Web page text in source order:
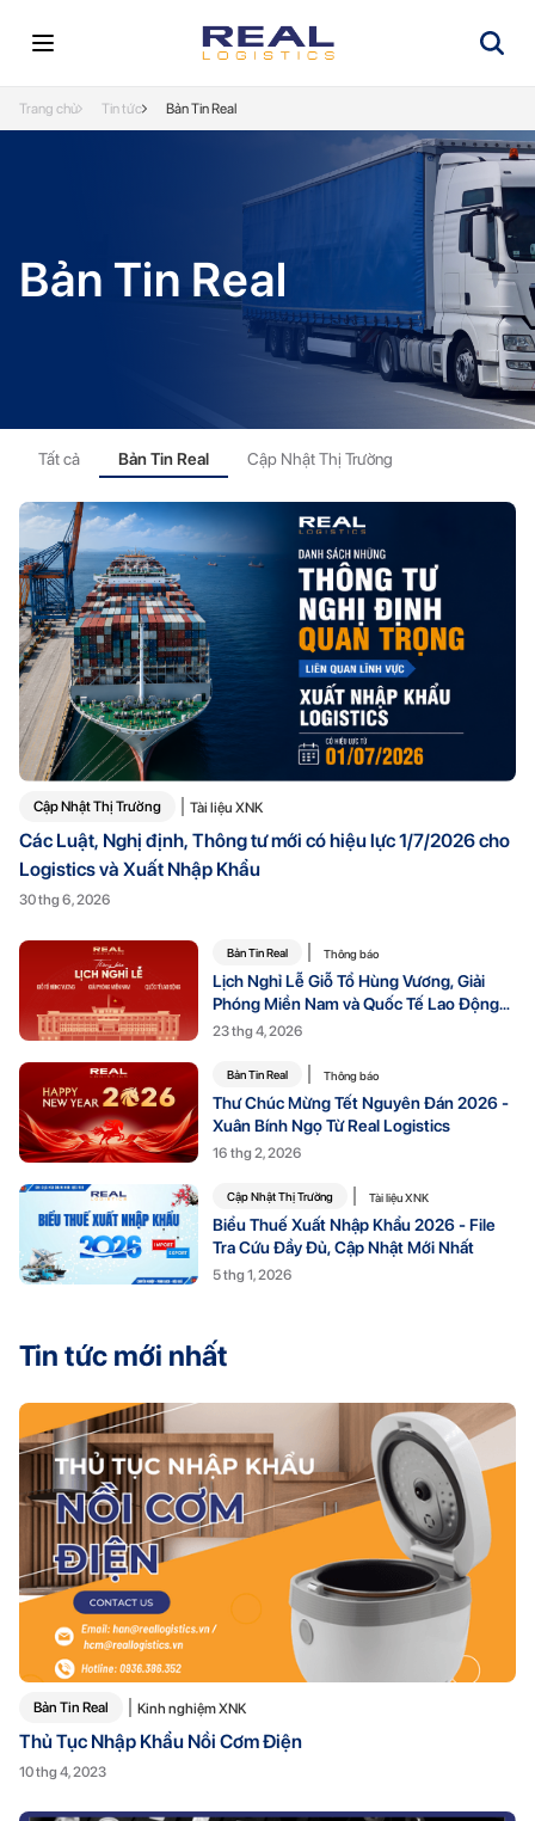
Trang chủ Tin tức Bản Tin Real
Bản Tin Real
Tất cả Bản Tin Real Cập Nhật Thị Trường
Cập Nhật Thị Trường Tài liệu XNK
Các Luật, Nghị định, Thông tư mới có hiệu lực 1/7/2026 cho
Logistics và Xuất Nhập Khẩu
30 thg 6, 2026
Bản Tin Real Thông báo
Lịch Nghỉ Lễ Giỗ Tổ Hùng Vương, Giải
Phóng Miền Nam và Quốc Tế Lao Động
2026
23 thg 4, 2026
Bản Tin Real Thông báo
Thư Chúc Mừng Tết Nguyên Đán 2026 -
Xuân Bính Ngọ Từ Real Logistics
16 thg 2, 2026
Cập Nhật Thị Trường Tài liệu XNK
Biểu Thuế Xuất Nhập Khẩu 2026 - File
Tra Cứu Đầy Đủ, Cập Nhật Mới Nhất
5 thg 1, 2026
Tin tức mới nhất
Bản Tin Real Kinh nghiệm XNK
Thủ Tục Nhập Khẩu Nồi Cơm Điện
10 thg 4, 2023